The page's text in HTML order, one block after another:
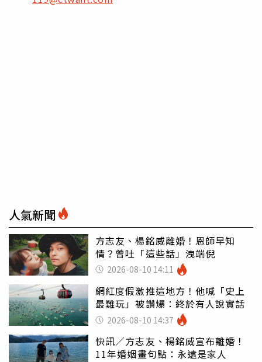
人氣新聞
方志友、楊銘威離婚！恩師早知
情？曾吐「這些話」洩端倪
2026-08-10 14:11
網紅度假激推這地方！他喊「史上
最難玩」被讚爆：終於有人說實話
2026-08-10 14:37
快訊／方志友、楊銘威宣布離婚！
11年婚姻畫句點：永遠是家人